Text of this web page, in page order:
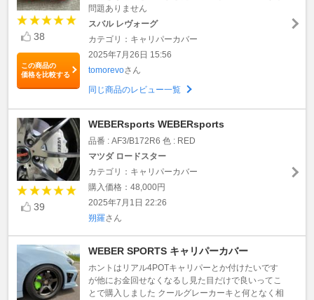
38
この商品の
価格を比較する
問題ありません
スバル レヴォーグ
カテゴリ：キャリパーカバー
2025年7月26日 15:56
tomorevoさん
同じ商品のレビュー一覧
39
WEBERsports WEBERsports
品番 : AF3/B172R6 色 : RED
マツダ ロードスター
カテゴリ：キャリパーカバー
購入価格：48,000円
2025年7月1日 22:26
朔羅さん
WEBER SPORTS キャリパーカバー
ホントはリアル4POTキャリパーとか付けたいです
が他にお金回せなくなるし見た目だけで良いってこ
とで購入しました クールグレーカーキと何となく相